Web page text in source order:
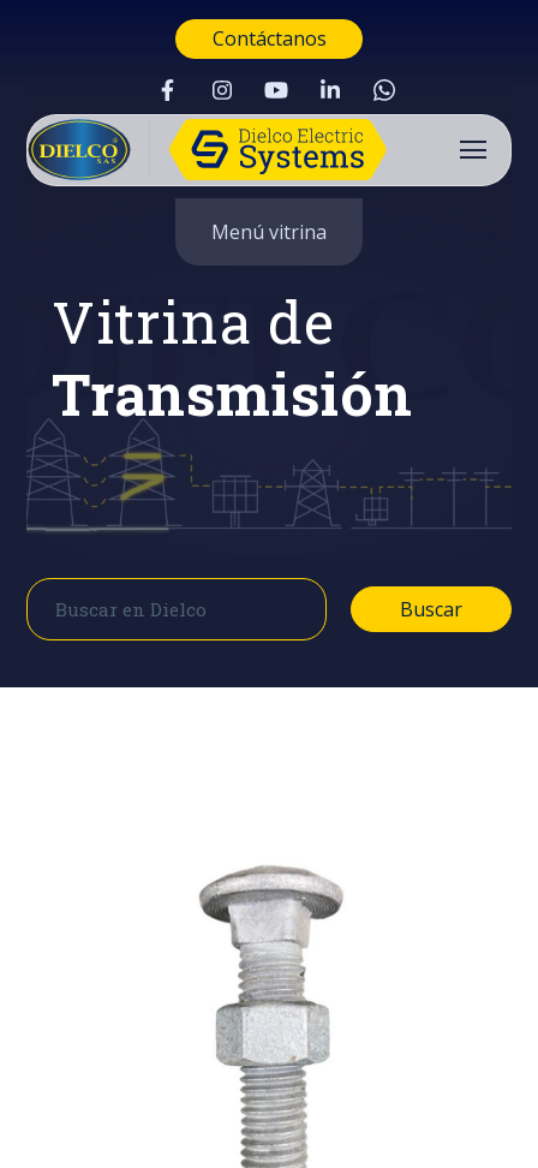
Contáctanos
Buscar
Menú vitrina
Vitrina de
Transmisión
Buscar
Buscar